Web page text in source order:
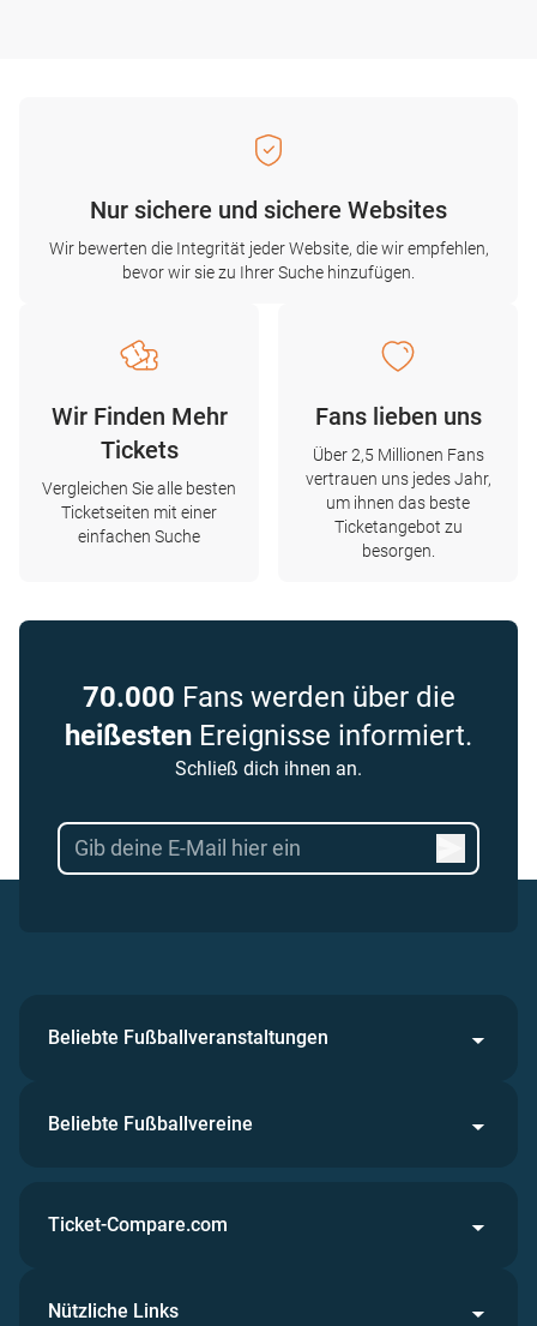
Nur sichere und sichere Websites
Wir bewerten die Integrität jeder Website, die wir empfehlen,
bevor wir sie zu Ihrer Suche hinzufügen.
Wir Finden Mehr
Tickets
Vergleichen Sie alle besten
Ticketseiten mit einer
einfachen Suche
Fans lieben uns
Über 2,5 Millionen Fans
vertrauen uns jedes Jahr,
um ihnen das beste
Ticketangebot zu
besorgen.
70.000 Fans werden über die
heißesten Ereignisse informiert.
Schließ dich ihnen an.
Beliebte Fußballveranstaltungen
Beliebte Fußballvereine
Ticket-Compare.com
Nützliche Links